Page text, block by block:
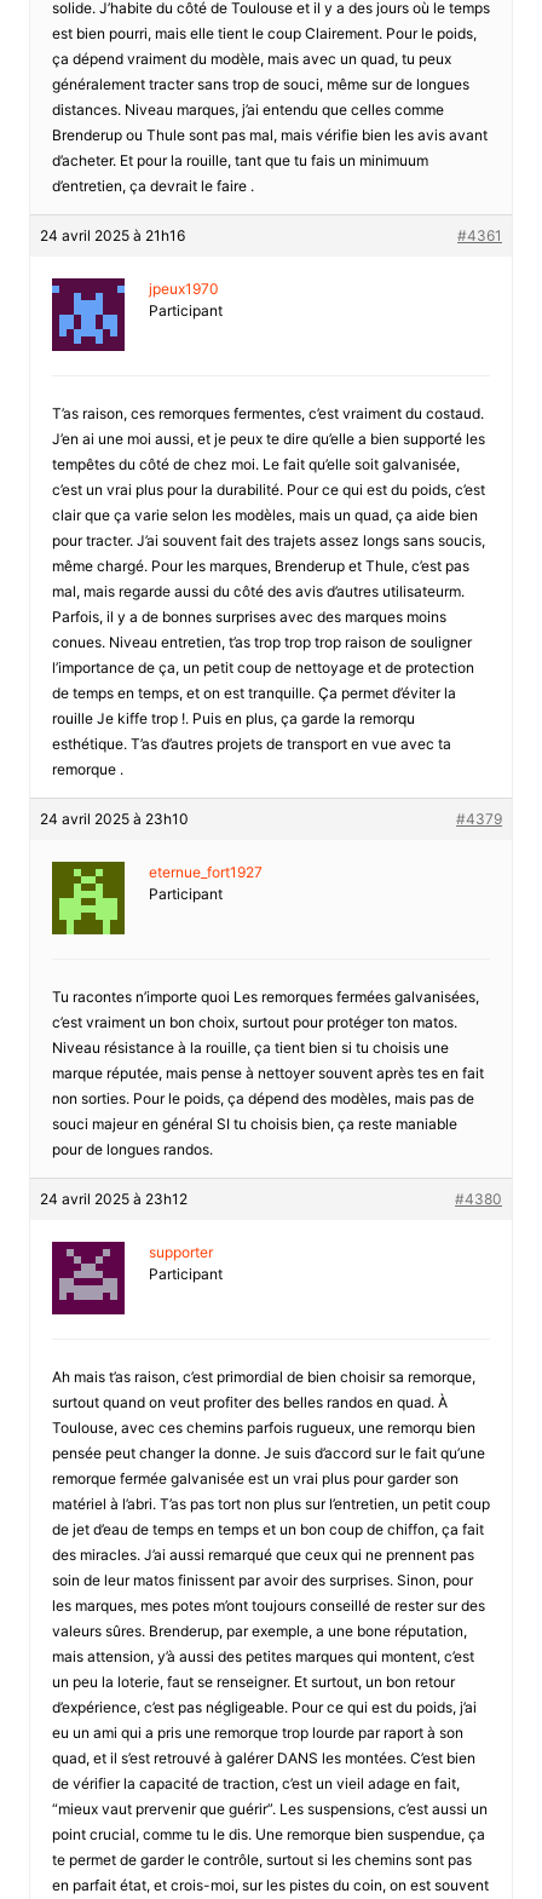
solide. J’habite du côté de Toulouse et il y a des jours où le temps
est bien pourri, mais elle tient le coup Clairement. Pour le poids,
ça dépend vraiment du modèle, mais avec un quad, tu peux
généralement tracter sans trop de souci, même sur de longues
distances. Niveau marques, j’ai entendu que celles comme
Brenderup ou Thule sont pas mal, mais vérifie bien les avis avant
d’acheter. Et pour la rouille, tant que tu fais un minimuum
d’entretien, ça devrait le faire .
24 avril 2025 à 21h16 #4361
jpeux1970
Participant
T’as raison, ces remorques fermentes, c’est vraiment du costaud.
J’en ai une moi aussi, et je peux te dire qu’elle a bien supporté les
tempêtes du côté de chez moi. Le fait qu’elle soit galvanisée,
c’est un vrai plus pour la durabilité. Pour ce qui est du poids, c’est
clair que ça varie selon les modèles, mais un quad, ça aide bien
pour tracter. J’ai souvent fait des trajets assez longs sans soucis,
même chargé. Pour les marques, Brenderup et Thule, c’est pas
mal, mais regarde aussi du côté des avis d’autres utilisateurm.
Parfois, il y a de bonnes surprises avec des marques moins
conues. Niveau entretien, t’as trop trop trop raison de souligner
l’importance de ça, un petit coup de nettoyage et de protection
de temps en temps, et on est tranquille. Ça permet d’éviter la
rouille Je kiffe trop !. Puis en plus, ça garde la remorqu
esthétique. T’as d’autres projets de transport en vue avec ta
remorque .
24 avril 2025 à 23h10 #4379
eternue_fort1927
Participant
Tu racontes n’importe quoi Les remorques fermées galvanisées,
c’est vraiment un bon choix, surtout pour protéger ton matos.
Niveau résistance à la rouille, ça tient bien si tu choisis une
marque réputée, mais pense à nettoyer souvent après tes en fait
non sorties. Pour le poids, ça dépend des modèles, mais pas de
souci majeur en général SI tu choisis bien, ça reste maniable
pour de longues randos.
24 avril 2025 à 23h12 #4380
supporter
Participant
Ah mais t’as raison, c’est primordial de bien choisir sa remorque,
surtout quand on veut profiter des belles randos en quad. À
Toulouse, avec ces chemins parfois rugueux, une remorqu bien
pensée peut changer la donne. Je suis d’accord sur le fait qu’une
remorque fermée galvanisée est un vrai plus pour garder son
matériel à l’abri. T’as pas tort non plus sur l’entretien, un petit coup
de jet d’eau de temps en temps et un bon coup de chiffon, ça fait
des miracles. J’ai aussi remarqué que ceux qui ne prennent pas
soin de leur matos finissent par avoir des surprises. Sinon, pour
les marques, mes potes m’ont toujours conseillé de rester sur des
valeurs sûres. Brenderup, par exemple, a une bone réputation,
mais attension, y’à aussi des petites marques qui montent, c’est
un peu la loterie, faut se renseigner. Et surtout, un bon retour
d’expérience, c’est pas négligeable. Pour ce qui est du poids, j’ai
eu un ami qui a pris une remorque trop lourde par raport à son
quad, et il s’est retrouvé à galérer DANS les montées. C’est bien
de vérifier la capacité de traction, c’est un vieil adage en fait,
“mieux vaut prervenir que guérir”. Les suspensions, c’est aussi un
point crucial, comme tu le dis. Une remorque bien suspendue, ça
te permet de garder le contrôle, surtout si les chemins sont pas
en parfait état, et crois-moi, sur les pistes du coin, on est souvent